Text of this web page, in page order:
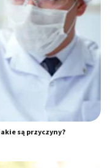
są przyczyny?